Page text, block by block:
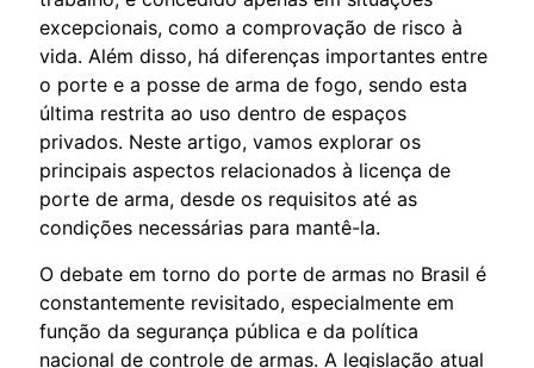
excepcionais, como a comprovação de risco à
vida. Além disso, há diferenças importantes entre
o porte e a posse de arma de fogo, sendo esta
última restrita ao uso dentro de espaços
privados. Neste artigo, vamos explorar os
principais aspectos relacionados à licença de
porte de arma, desde os requisitos até as
condições necessárias para mantê-la.
O debate em torno do porte de armas no Brasil é
constantemente revisitado, especialmente em
função da segurança pública e da política
nacional de controle de armas. A legislação atual